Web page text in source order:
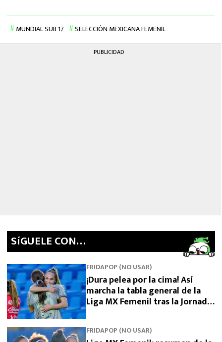
MUNDIAL SUB 17 SELECCIÓN MEXICANA FEMENIL
PUBLICIDAD
SíGUELE CON…
FRIDAPOP (NO USAR)
¡Dura pelea por la cima! Así
marcha la tabla general de la
Liga MX Femenil tras la Jornada
FRIDAPOP (NO USAR)